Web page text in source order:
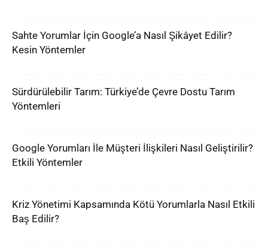
Sahte Yorumlar İçin Google’a Nasıl Şikâyet Edilir?
Kesin Yöntemler
Sürdürülebilir Tarım: Türkiye’de Çevre Dostu Tarım
Yöntemleri
Google Yorumları İle Müşteri İlişkileri Nasıl Geliştirilir?
Etkili Yöntemler
Kriz Yönetimi Kapsamında Kötü Yorumlarla Nasıl Etkili
Baş Edilir?